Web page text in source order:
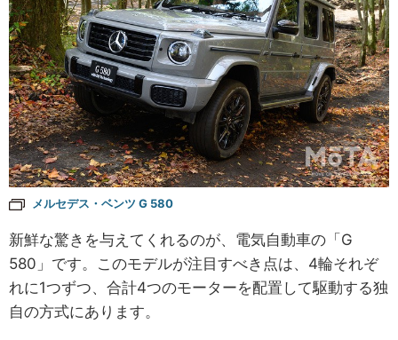
メルセデス・ベンツ G 580
新鮮な驚きを与えてくれるのが、電気自動車の「G
580」です。このモデルが注目すべき点は、4輪それぞ
れに1つずつ、合計4つのモーターを配置して駆動する独
自の方式にあります。